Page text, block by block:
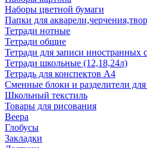
Наборы цветной бумаги
Папки для
Тетради нотные
Тетради общие
Тетради для записи иностранных
Тетради школьные (12,18,24л)
Тетрадь для конспектов А4
Сменные блоки и разделители для
Школьный текстиль
Товары для рисования
Веера
Глобусы
Закладки